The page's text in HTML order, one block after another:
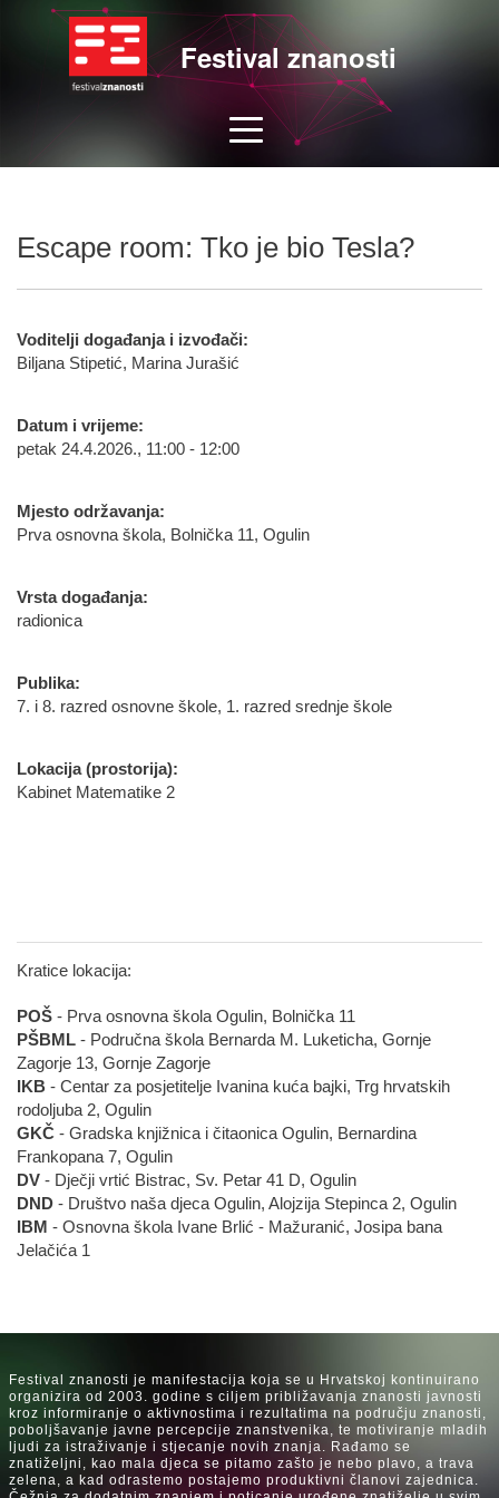
Festival znanosti
Escape room: Tko je bio Tesla?
Voditelji događanja i izvođači:
Biljana Stipetić, Marina Jurašić
Datum i vrijeme:
petak 24.4.2026., 11:00 - 12:00
Mjesto održavanja:
Prva osnovna škola, Bolnička 11, Ogulin
Vrsta događanja:
radionica
Publika:
7. i 8. razred osnovne škole, 1. razred srednje škole
Lokacija (prostorija):
Kabinet Matematike 2
Kratice lokacija:
POŠ - Prva osnovna škola Ogulin, Bolnička 11
PŠBML - Područna škola Bernarda M. Luketicha, Gornje
Zagorje 13, Gornje Zagorje
IKB - Centar za posjetitelje Ivanina kuća bajki, Trg hrvatskih
rodoljuba 2, Ogulin
GKČ - Gradska knjižnica i čitaonica Ogulin, Bernardina
Frankopana 7, Ogulin
DV - Dječji vrtić Bistrac, Sv. Petar 41 D, Ogulin
DND - Društvo naša djeca Ogulin, Alojzija Stepinca 2, Ogulin
IBM - Osnovna škola Ivane Brlić - Mažuranić, Josipa bana
Jelačića 1
Festival znanosti je manifestacija koja se u Hrvatskoj kontinuirano
organizira od 2003. godine s ciljem približavanja znanosti javnosti
kroz informiranje o aktivnostima i rezultatima na području znanosti,
poboljšavanje javne percepcije znanstvenika, te motiviranje mladih
ljudi za istraživanje i stjecanje novih znanja. Rađamo se
znatiželjni, kao mala djeca se pitamo zašto je nebo plavo, a trava
zelena, a kad odrastemo postajemo produktivni članovi zajednica.